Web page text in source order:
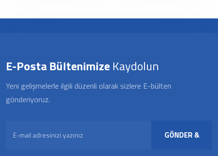
E-Posta BültenimizeKaydolun
Yeni gelişmelerle ilgili düzenli olarak sizlere E-bülten
gönderiyoruz.
GÖNDER &